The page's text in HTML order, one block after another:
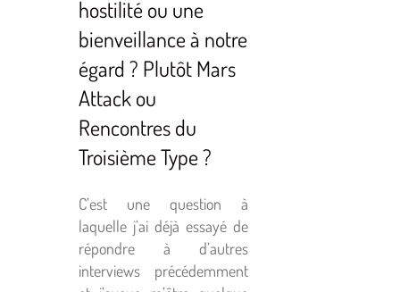
hostilité ou une
bienveillance à notre
égard ? Plutôt Mars
Attack ou
Rencontres du
Troisième Type?
C’est une question à
laquelle j’ai déjà essayé de
répondre à d’autres
interviews précédemment